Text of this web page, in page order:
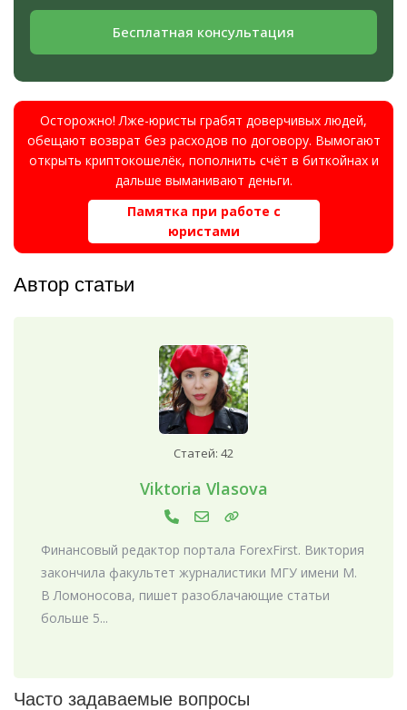
Бесплатная консультация
Осторожно! Лже-юристы грабят доверчивых людей,
обещают возврат без расходов по договору. Вымогают
открыть криптокошелёк, пополнить счёт в биткойнах и
дальше выманивают деньги.
Памятка при работе с
юристами
Автор статьи
Статей: 42
Viktoria Vlasova
Финансовый редактор портала ForexFirst. Виктория
закончила факультет журналистики МГУ имени М.
В Ломоносова, пишет разоблачающие статьи
больше 5...
Часто задаваемые вопросы